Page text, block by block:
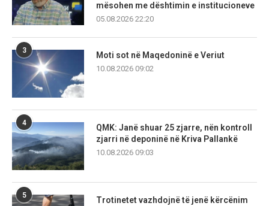
mësohen me dështimin e institucioneve
05.08.2026 22:20
3
Moti sot në Maqedoninë e Veriut
10.08.2026 09:02
4
QMK: Janë shuar 25 zjarre, nën kontroll
zjarri në deponinë në Kriva Pallankë
10.08.2026 09:03
5
Trotinetet vazhdojnë të jenë kërcënim